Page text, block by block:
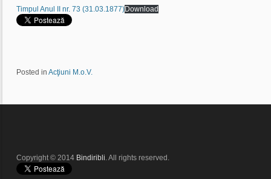
Timpul Anul II nr. 73 (31.03.1877)Download
Posted in Acţiuni M.o.V.
Copyright © 2014 Bindiribli. All rights reserved.